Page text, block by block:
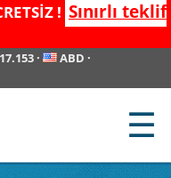
! Sınırlı teklif
· ABD ·
☰